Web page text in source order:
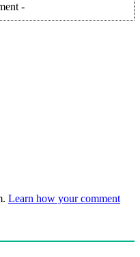
-
Learn how your comment